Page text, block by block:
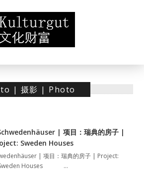
| 摄影 | Photo
| 项目：瑞典的房子 |
Sweden Houses
| 项目：瑞典的房子 | Project:
Houses …